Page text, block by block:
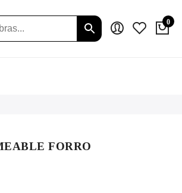
0
FORRO